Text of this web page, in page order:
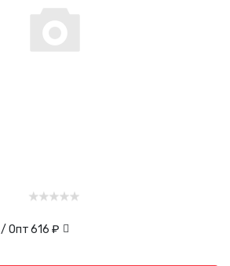
/ Опт616 ₽